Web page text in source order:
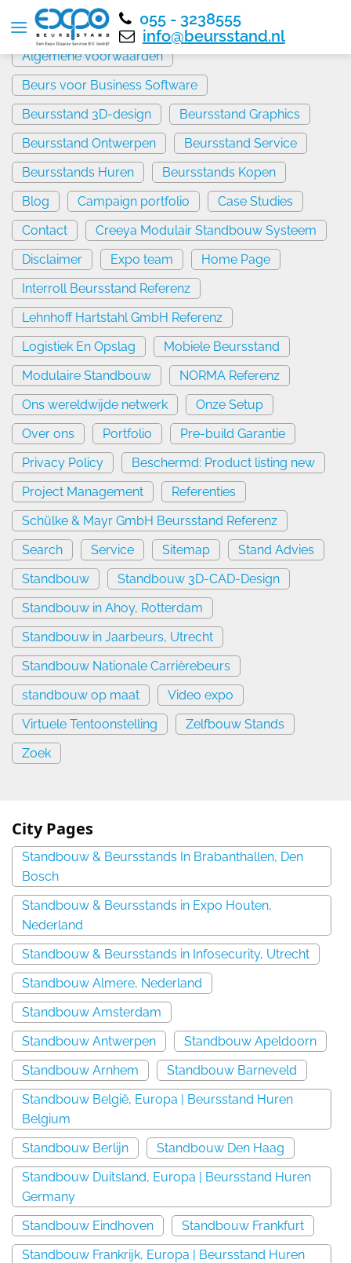
055 - 3238555
info@beursstand.nl
Services
Algemene voorwaarden
Beurs voor Business Software
Beursstand 3D-design
Beursstand Graphics
Beursstand Ontwerpen
Beursstand Service
Beursstands Huren
Beursstands Kopen
Blog
Campaign portfolio
Case Studies
Contact
Creeya Modulair Standbouw Systeem
Disclaimer
Expo team
Home Page
Interroll Beursstand Referenz
Lehnhoff Hartstahl GmbH Referenz
Logistiek En Opslag
Mobiele Beursstand
Modulaire Standbouw
NORMA Referenz
Ons wereldwijde netwerk
Onze Setup
Over ons
Portfolio
Pre-build Garantie
Privacy Policy
Beschermd: Product listing new
Project Management
Referenties
Schülke & Mayr GmbH Beursstand Referenz
Search
Service Sitemap
Stand Advies
Standbouw
Standbouw 3D-CAD-Design
Standbouw in Ahoy, Rotterdam
Standbouw in Jaarbeurs, Utrecht
Standbouw Nationale Carrièrebeurs
standbouw op maat​
Video expo
Virtuele Tentoonstelling
Zelfbouw Stands
Zoek
City Pages
Standbouw & Beursstands In Brabanthallen, Den
Bosch
Standbouw & Beursstands in Expo Houten,
Nederland
Standbouw & Beursstands in Infosecurity, Utrecht
Standbouw Almere, Nederland
Standbouw Amsterdam
Standbouw Antwerpen
Standbouw Apeldoorn
Standbouw Arnhem
Standbouw Barneveld
Standbouw België, Europa | Beursstand Huren
Belgium
Standbouw Berlijn
Standbouw Den Haag
Standbouw Duitsland, Europa | Beursstand Huren
Germany
Standbouw Eindhoven
Standbouw Frankfurt
Standbouw Frankrijk, Europa | Beursstand Huren